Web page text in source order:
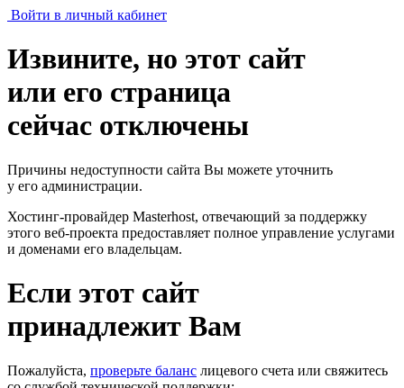
Войти в личный кабинет
Извините, но этот сайт
или его страница
сейчас отключены
Причины недоступности сайта Вы можете уточнить
у его администрации.
Хостинг-провайдер Masterhost, отвечающий за поддержку
этого веб-проекта предоставляет полное управление услугами
и доменами его владельцам.
Если этот сайт
принадлежит Вам
Пожалуйста, проверьте баланс лицевого счета или свяжитесь